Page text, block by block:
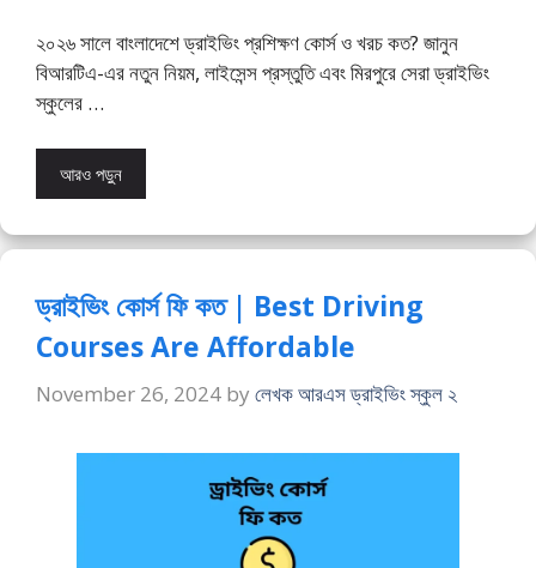
২০২৬ সালে বাংলাদেশে ড্রাইভিং প্রশিক্ষণ কোর্স ও খরচ কত? জানুন
বিআরটিএ-এর নতুন নিয়ম, লাইসেন্স প্রস্তুতি এবং মিরপুরে সেরা ড্রাইভিং
স্কুলের …
আরও পড়ুন
ড্রাইভিং কোর্স ফি কত | Best Driving
Courses Are Affordable
November 26, 2024 by লেখক আরএস ড্রাইভিং স্কুল ২